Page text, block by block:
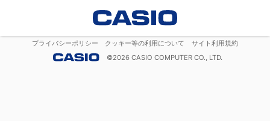
プライバシーポリシー クッキー等の利用について
サイト利用規約
©2026 CASIO COMPUTER CO., LTD.